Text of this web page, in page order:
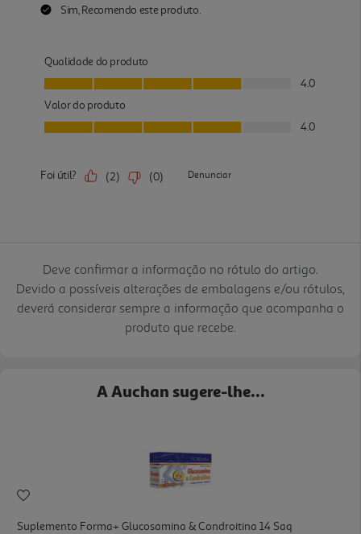
Deve confirmar a informação no rótulo do artigo.
Devido a possíveis alterações de embalagens e/ou rótulos,
deverá considerar sempre a informação que acompanha o
produto que recebe.
A Auchan sugere-lhe...
Suplemento Forma+ Glucosamina & Condroitina 14 Saq